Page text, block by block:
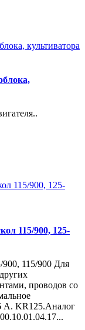
115/900, 125-
115/900 Для
проводов со
А. KR125.Аналог